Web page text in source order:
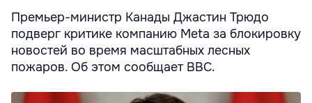
Премьер-министр Канады Джастин Трюдо
подверг критике компанию Meta за блокировку
новостей во время масштабных лесных
пожаров. Об этом сообщает BBC.